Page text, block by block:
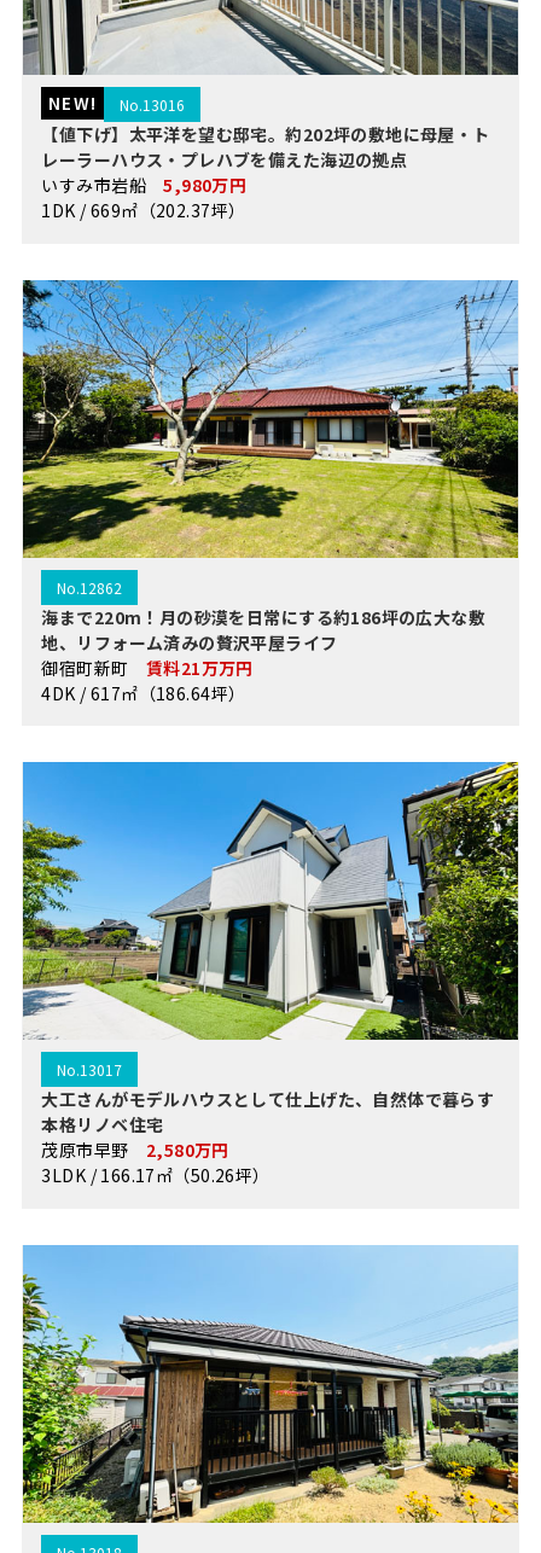
NEW! No.13016
【値下げ】太平洋を望む邸宅。約202坪の敷地に母屋・ト
レーラーハウス・プレハブを備えた海辺の拠点
いすみ市岩船5,980万円
1DK / 669㎡（202.37坪）
No.12862
海まで220m！月の砂漠を日常にする約186坪の広大な敷
地、リフォーム済みの贅沢平屋ライフ
御宿町新町 賃料21万万円
4DK / 617㎡（186.64坪）
No.13017
大工さんがモデルハウスとして仕上げた、自然体で暮らす
本格リノベ住宅
茂原市早野 2,580万円
3LDK / 166.17㎡（50.26坪）